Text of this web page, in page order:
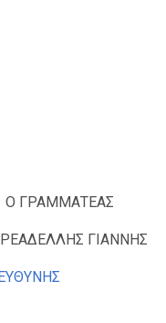
Ο ΓΡΑΜΜΑΤΕΑΣ
ΓΙΑΝΝΗΣ